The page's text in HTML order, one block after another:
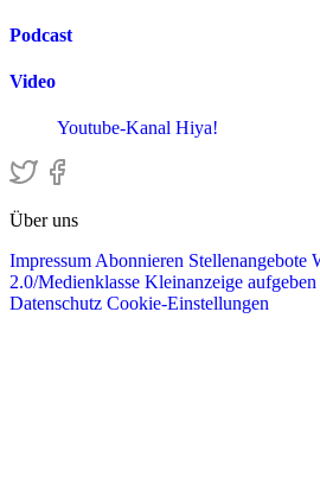
Podcast
Video
Youtube-Kanal Hiya!
Über uns
Impressum Abonnieren Stellenangebote
2.0/Medienklasse Kleinanzeige aufgeben
Datenschutz Cookie-Einstellungen